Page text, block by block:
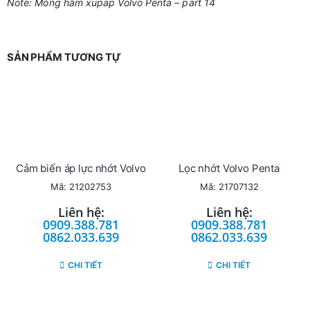
Note: Móng hãm xupap Volvo Penta – part 14
SẢN PHẨM TƯƠNG TỰ
Cảm biến áp lực nhớt Volvo
Mã: 21202753
Liên hệ:
0909.388.781
0862.033.639
CHI TIẾT
Lọc nhớt Volvo Penta
Mã: 21707132
Liên hệ:
0909.388.781
0862.033.639
CHI TIẾT